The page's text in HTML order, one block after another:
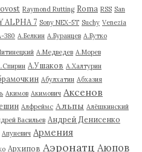
Raymond Rutting Roma RSS San
ALPHA 7 Sony NEX-5T Suchy Venezia
380 А.Белкин А.Буранцев А.Бутко
А.Медведев А.Морев
А.Ушаков А.Халтурин
Абулхатин Абхазия
Акимов Акимович Аксенов
Алфреймс Альпы Алёшкинский
Васильев Андрей Денисенко
Апуневич Армения
Архипов Аэронатц Аюпов